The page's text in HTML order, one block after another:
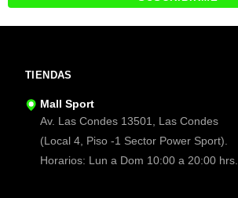
TIENDAS
Mall Sport
Av. Las Condes 13501, Las Condes
(Local 4, Piso -1 Sector Power Sport).
Horarios: Lun a Dom 10:00 a 20:00 hrs.